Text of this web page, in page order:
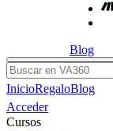
Blog
Buscar
InicioRegaloBlog
Acceder
Cursos